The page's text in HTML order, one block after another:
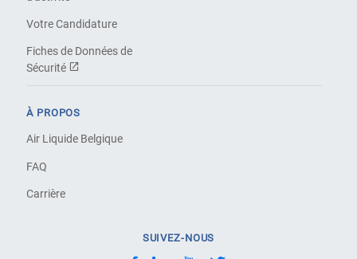
Votre Candidature
Fiches de Données de
Sécurité
À PROPOS
Air Liquide Belgique
FAQ
Carrière
SUIVEZ-NOUS